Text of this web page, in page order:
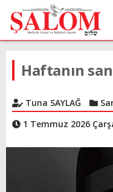
Haftanın
Tuna SAYLAĞ
1 Temmuz 2026